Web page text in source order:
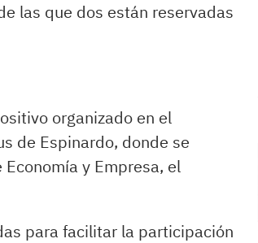
las que dos están reservadas
organizado en el
de Espinardo, donde se
y Empresa, el
para facilitar la participación